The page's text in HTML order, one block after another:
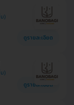
ดูรายละเอียด
ดูรายละเอียด